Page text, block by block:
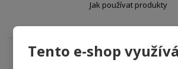
Tento e-shop
Jak používat produkty